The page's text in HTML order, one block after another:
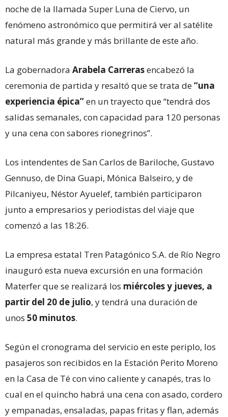
noche de la llamada Super Luna de Ciervo, un
fenómeno astronómico que permitirá ver al satélite
natural más grande y más brillante de este año.
La gobernadora Arabela Carrerasencabezó la
ceremonia de partida y resaltó que se trata de“una
experiencia épica”en un trayecto que “tendrá dos
salidas semanales, con capacidad para 120 personas
y una cena con sabores rionegrinos”.
Los intendentes de San Carlos de Bariloche, Gustavo
Gennuso, de Dina Guapi, Mónica Balseiro, y de
Pilcaniyeu, Néstor Ayuelef, también participaron
junto a empresarios y periodistas del viaje que
comenzó a las 18:26.
La empresa estatal Tren Patagónico S.A. de Río Negro
inauguró esta nueva excursión en una formación
Materfer que se realizará los miércoles y jueves, a
partir del 20 de julio, y tendrá una duración de
unos 50 minutos.
Según el cronograma del servicio en este periplo, los
pasajeros son recibidos en la Estación Perito Moreno
en la Casa de Té con vino caliente y canapés, tras lo
cual en el quincho habrá una cena con asado, cordero
y empanadas, ensaladas, papas fritas y flan, además